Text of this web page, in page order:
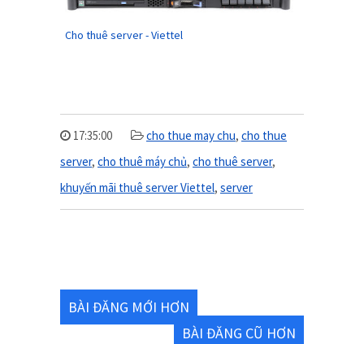
Cho thuê server - Viettel
17:35:00 cho thue may chu, cho thue
server, cho thuê máy chủ, cho thuê server,
khuyến mãi thuê server Viettel, server
BÀI ĐĂNG MỚI HƠN
BÀI ĐĂNG CŨ HƠN